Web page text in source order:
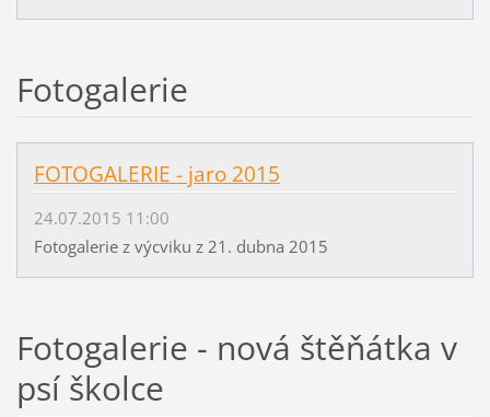
Fotogalerie
FOTOGALERIE - jaro 2015
24.07.2015 11:00
Fotogalerie z výcviku z 21. dubna 2015
Fotogalerie - nová štěňátka v
psí školce